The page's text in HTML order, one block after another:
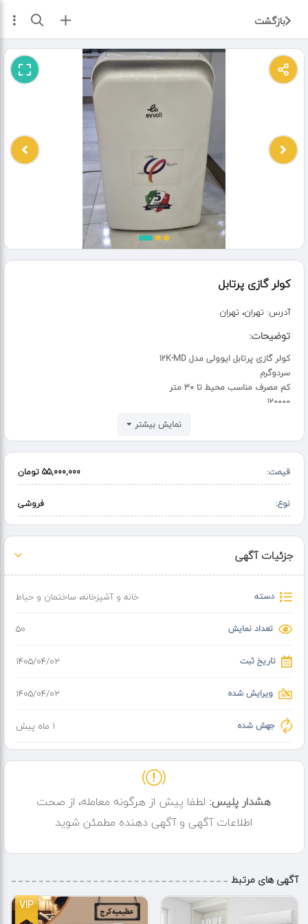
بازگشت ثبت آگهی
کولر گازی پرتابل
آدرس: تهران، تهران
توضیحات:
کولر گازی پرتابل ایوولی مدل 12K-MD
سردوگرم
کم مصرف مناسب محیط تا ۳۰ متر
۱۲۰۰۰۰
فروش به دلیل نداشتن فضای مناسبنمایش بیشتر
قیمت: 55,000,000 تومان
نوع: فروشی
جزئیات آگهی
دسته خانه و آشپزخانه، ساختمان و حیاط
تعداد نمایش 50
تاریخ ثبت ۱۴۰۵/۰۴/۰۲
ویرایش شده ۱۴۰۵/۰۴/۰۲
جهش شده 1 ماه پیش
هشدار پلیس: لطفا پیش از هرگونه معامله، از صحت
اطلاعات آگهی و آگهی دهنده مطمئن شوید
آگهی های مرتبط
VIP